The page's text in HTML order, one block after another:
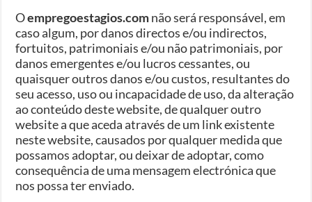
Oempregoestagios.comnão será responsável, em
caso algum, por danos directos e/ou indirectos,
fortuitos, patrimoniais e/ou não patrimoniais, por
danos emergentes e/ou lucros cessantes, ou
quaisquer outros danos e/ou custos, resultantes do
seu acesso, uso ou incapacidade de uso, da alteração
ao conteúdo deste website, de qualquer outro
website a que aceda através de um link existente
neste website, causados por qualquer medida que
possamos adoptar, ou deixar de adoptar, como
consequência de uma mensagem electrónica que
nos possa ter enviado.